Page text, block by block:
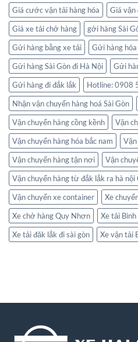
Giá cước vận tải hàng hóa
Giá vận
Giá xe tải chở hàng
gởi hàng Sài
Gửi hàng bằng xe tải
Gửi hàng
Gửi hàng Sài Gòn đi Hà Nội
Gửi
Gửi hàng đi đắk lắk
Hotline: 0908
Nhận vận chuyển hàng hoá Sài Gòn
Vận chuyển hàng cồng kềnh
Vận
Vận chuyển hàng hóa bắc nam
Vận chuyển hàng tận nơi
Vận
Vận chuyển hàng từ đắk lắk ra hà nội
Vận chuyển xe container
Xe
Xe chở hàng Quy Nhơn
Xe tải
Xe tải đăk lắk đi sài gòn
Xe vận tải